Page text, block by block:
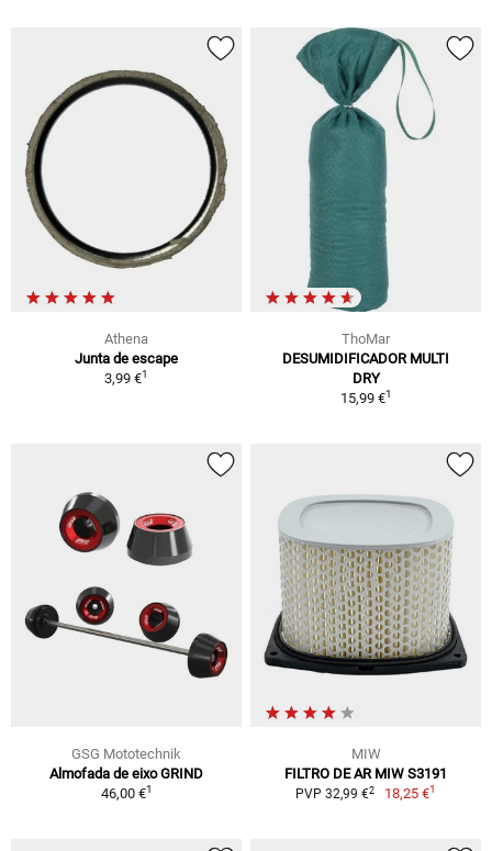
Athena
Junta de escape
3,99 €1
ThoMar
DESUMIDIFICADOR MULTI
DRY
15,99 €1
GSG Mototechnik
Almofada de eixo GRIND
46,00 €1
MIW
FILTRO DE AR MIW S3191
PVP 32,99 €2 18,25 €1